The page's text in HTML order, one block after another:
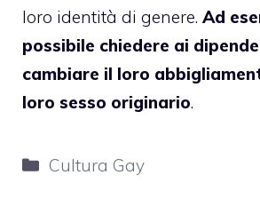
loro identità di genere. Ad
possibile chiedere ai
cambiare il loro
loro sesso originario.
Categorie
Cultura Gay